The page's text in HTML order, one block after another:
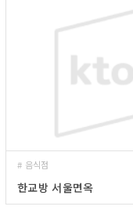
# 음식점
한교방 서울면옥